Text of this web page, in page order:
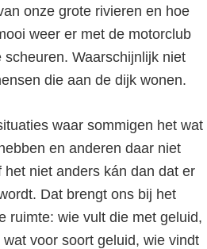
onze grote rivieren en hoe
weer er met de motorclub
Waarschijnlijk niet
die aan de dijk wonen.
waar sommigen het wat
en anderen daar niet
niet anders kán dan dat er
Dat brengt ons bij het
ruimte: wie vult die met geluid,
voor soort geluid, wie vindt